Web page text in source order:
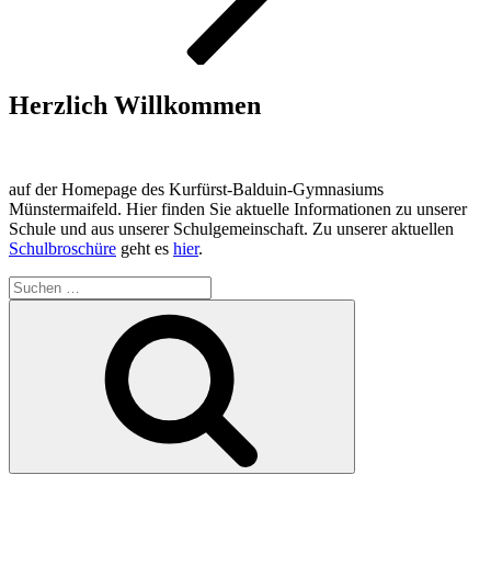
Herzlich Willkommen
auf der Homepage des Kurfürst-Balduin-Gymnasiums
Münstermaifeld. Hier finden Sie aktuelle Informationen zu unserer
Schule und aus unserer Schulgemeinschaft. Zu unserer aktuellen
Schulbroschüre geht es hier.
Suchen
nach: